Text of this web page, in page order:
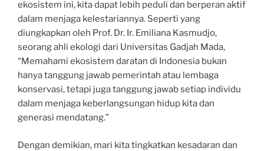
ekosistem ini, kita dapat lebih peduli dan berperan aktif
dalam menjaga kelestariannya. Seperti yang
diungkapkan oleh Prof. Dr. Ir. Emiliana Kasmudjo,
seorang ahli ekologi dari Universitas Gadjah Mada,
“Memahami ekosistem daratan di Indonesia bukan
hanya tanggung jawab pemerintah atau lembaga
konservasi, tetapi juga tanggung jawab setiap individu
dalam menjaga keberlangsungan hidup kita dan
generasi mendatang.”
Dengan demikian, mari kita tingkatkan kesadaran dan